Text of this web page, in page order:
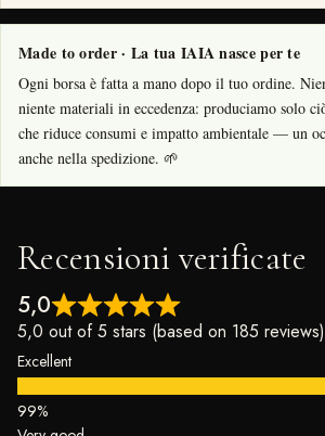
Made to order · La tua IAIA nasce per te
Ogni borsa è fatta a mano dopo il tuo ordine.
niente materiali in eccedenza: produciamo solo
che riduce consumi e impatto ambientale — un
anche nella spedizione. 🌱
Recensioni verificate
5,0
5,0 out of 5 stars (based on 185 reviews)
Excellent